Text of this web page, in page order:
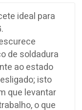
ideal para
de soldadura
ao estado
isto
que levantar
o que